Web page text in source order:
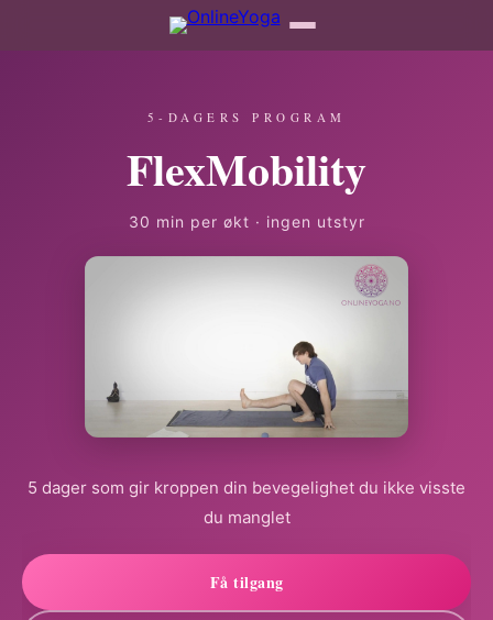
5-DAGERS PROGRAM
FlexMobility
30 min per økt · ingen utstyr
5 dager som gir kroppen din bevegelighet du ikke visste
du manglet
Få tilgang